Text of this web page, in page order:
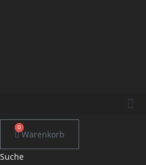
0
Warenkorb
Suche